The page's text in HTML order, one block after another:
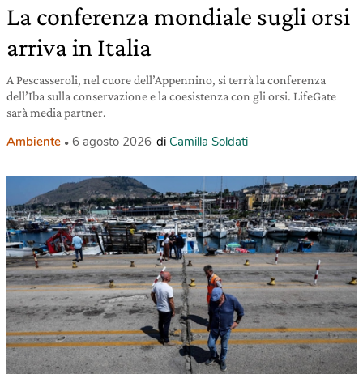
La conferenza mondiale sugli orsi
arriva in Italia
A Pescasseroli, nel cuore dell’Appennino, si terrà la conferenza
dell’Iba sulla conservazione e la coesistenza con gli orsi. LifeGate
sarà media partner.
Ambiente 6 agosto 2026 di Camilla Soldati